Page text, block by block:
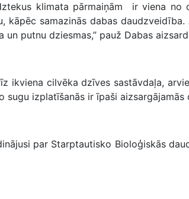
klimata pārmaiņām ir viena no
kāpēc samazinās dabas
putnu dziesmas,” pauž Dabas
cilvēka dzīves sastāvdaļa,
sugu izplatīšanās ir īpaši
par Starptautisko Bioloģiskās